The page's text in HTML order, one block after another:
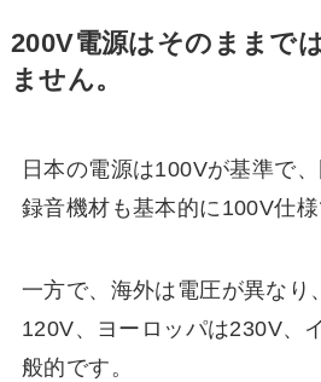
200V電源はそのままで
ません。
日本の電源は100Vが基準で
録音機材も基本的に100V仕様
一方で、海外は電圧が異なり
120V、ヨーロッパは230V、
般的です。